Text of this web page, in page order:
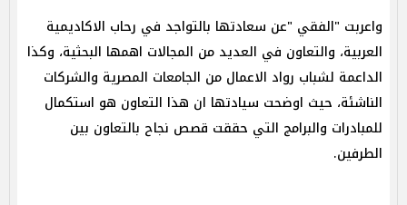
واعربت "الفقي "عن سعادتها بالتواجد في رحاب الاكاديمية
العربية، والتعاون في العديد من المجالات اهمها البحثية، وكذا
الداعمة لشباب رواد الاعمال من الجامعات المصرية والشركات
الناشئة، حيث اوضحت سيادتها ان هذا التعاون هو استكمال
للمبادرات والبرامج التي حققت قصص نجاح بالتعاون بين
الطرفين.